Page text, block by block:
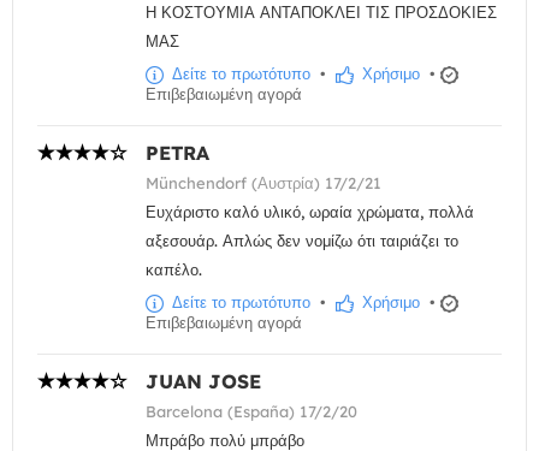
Η ΚΟΣΤΟΥΜΙΑ ΑΝΤΑΠΟΚΛΕΙ ΤΙΣ ΠΡΟΣΔΟΚΙΕΣ
ΜΑΣ
Δείτε το πρωτότυπο • Χρήσιμο •
Επιβεβαιωμένη αγορά
PETRA
Münchendorf (Αυστρία) 17/2/21
Ευχάριστο καλό υλικό, ωραία χρώματα, πολλά
αξεσουάρ. Απλώς δεν νομίζω ότι ταιριάζει το
καπέλο.
Δείτε το πρωτότυπο • Χρήσιμο •
Επιβεβαιωμένη αγορά
JUAN JOSE
Barcelona (España) 17/2/20
Μπράβο πολύ μπράβο